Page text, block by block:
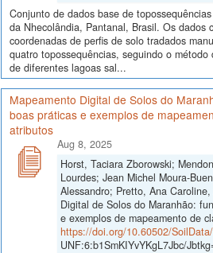
Conjunto de dados base de
da Nhecolândia, Pantanal, Brasil. Os dados
coordenadas de perfis de solo tradados
quatro topossequências, seguindo o
de diferentes lagoas sal...
Mapeamento Digital de Solos do
boas práticas e exemplos de
atributos
Aug 8, 2025
Horst, Taciara Zborowski;
Lourdes; Jean Michel Moura-
Alessandro; Pretto, Ana
Digital de Solos do Maranhão:
e exemplos de mapeamento de
https://doi.org/10.60502/
UNF:6:b1SmKIYvYKgL7Jbc/